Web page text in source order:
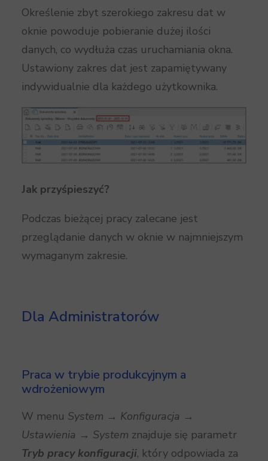
Określenie zbyt szerokiego zakresu dat w
oknie powoduje pobieranie dużej ilości
danych, co wydłuża czas uruchamiania okna.
Ustawiony zakres dat jest zapamiętywany
indywidualnie dla każdego użytkownika.
Jak przyśpieszyć?
Podczas bieżącej pracy zalecane jest
przeglądanie danych w oknie w najmniejszym
wymaganym zakresie.
Dla Administratorów
Praca w trybie produkcyjnym a
wdrożeniowym
W menu System → Konfiguracja →
Ustawienia → System znajduje się parametr
Tryb pracy konfiguracji, który odpowiada za